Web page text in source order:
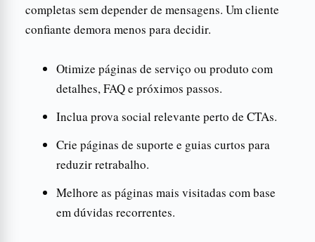
completas sem depender de mensagens. Um cliente
confiante demora menos para decidir.
Otimize páginas de serviço ou produto com
detalhes, FAQ e próximos passos.
Inclua prova social relevante perto de CTAs.
Crie páginas de suporte e guias curtos para
reduzir retrabalho.
Melhore as páginas mais visitadas com base
em dúvidas recorrentes.